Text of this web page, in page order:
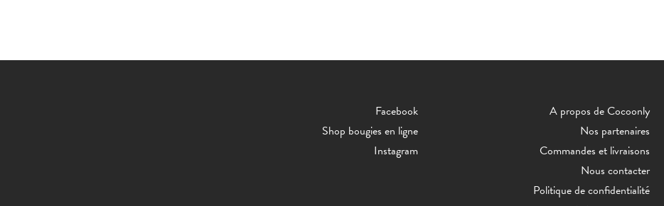
Facebook
Shop bougies en ligne
Instagram
A propos de Cocoonly
Nos partenaires
Commandes et livraisons
Nous contacter
Politique de confidentialité